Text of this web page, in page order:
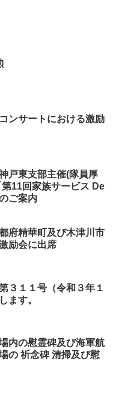
ンサートにおける激励
戸東支部主催(隊員厚
11回家族サービス De
ご案内
府精華町及び木津川市
励会に出席
３１１号（令和３年１
ます。
内の慰霊碑及び海軍航
の 祈念碑 清掃及び慰